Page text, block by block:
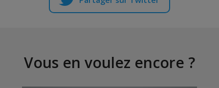
Vous en voulez encore ?